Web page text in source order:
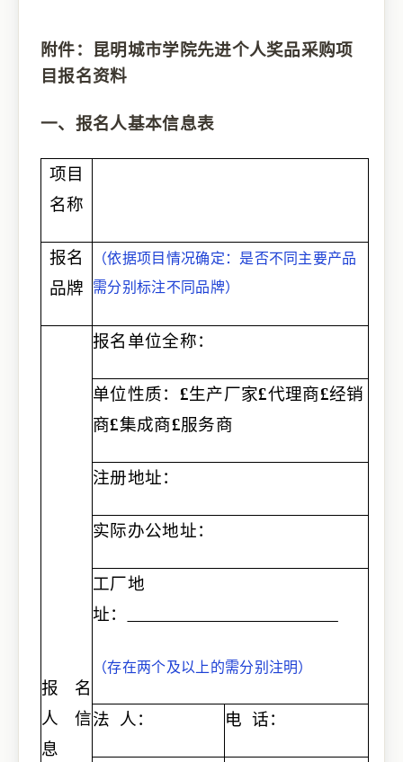
附件： 昆明城市学院先进个人奖品采购项
目报名资料
一、报名人基本信息表
项目
名称
报名
品牌
（依据项目情况确定：是否不同主要产品
需分别标注不同品牌）
报名
人信
息
报名单位全称：
单位性质： £生产厂家£代理商£经销
商£集成商£服务商
注册地址：
实际办公地址：
工厂地
址：
（存在两个及以上的需分别注明）
法 人： 电 话：